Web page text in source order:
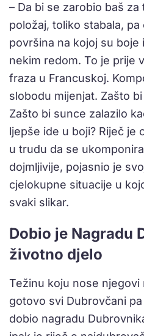
– Da bi se zarobio baš
položaj, toliko stabala, pa
površina na kojoj su boje
nekim redom. To je prije
fraza u Francuskoj.
slobodu mijenjat. Zašto
Zašto bi sunce zalazilo
ljepše ide u boji? Riječ je
u trudu da se
dojmljivije, pojasnio je
cjelokupne situacije u
svaki slikar.
Dobio je Nagradu
životno djelo
Težinu koju nose njegovi
gotovo svi Dubrovčani
dobio nagradu